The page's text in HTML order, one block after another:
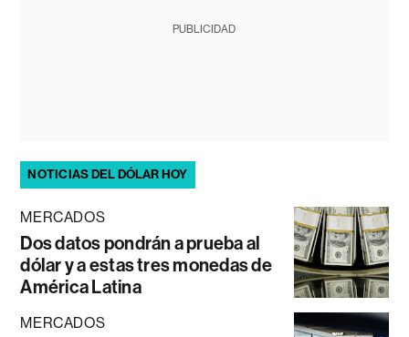
PUBLICIDAD
NOTICIAS DEL DÓLAR HOY
MERCADOS
Dos datos pondrán a prueba al
dólar y a estas tres monedas de
América Latina
MERCADOS